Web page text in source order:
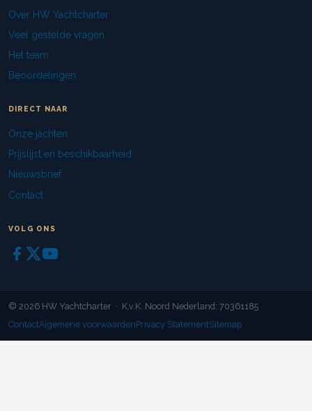
Over HW Yachtcharter
Veel gestelde vragen
Het team
Beoordelingen
DIRECT NAAR
Onze jachten
Prijslijst en beschikbaarheid
Nieuwsbrief
Contact
VOLG ONS
© 2026 HW Yachtcharter · K.v.K. Noord Nederland: 70361185
ContactAlgemene voorwaardenPrivacy StatementSitemap